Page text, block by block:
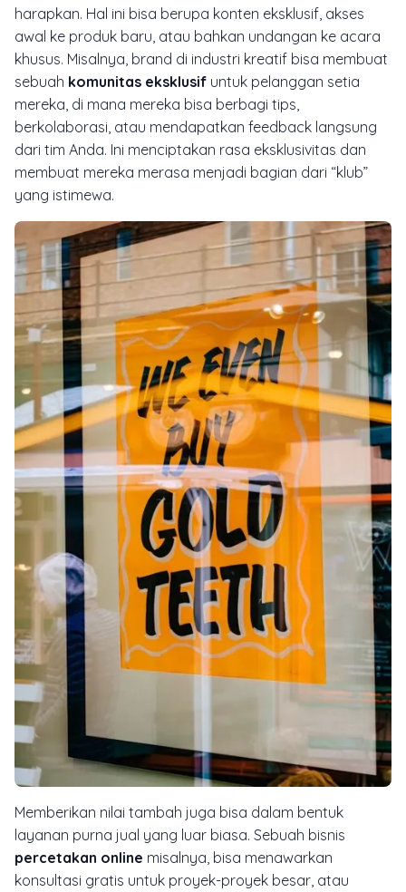
harapkan. Hal ini bisa berupa konten eksklusif, akses
awal ke produk baru, atau bahkan undangan ke acara
khusus. Misalnya, brand di industri kreatif bisa membuat
sebuah komunitas eksklusif untuk pelanggan setia
mereka, di mana mereka bisa berbagi tips,
berkolaborasi, atau mendapatkan feedback langsung
dari tim Anda. Ini menciptakan rasa eksklusivitas dan
membuat mereka merasa menjadi bagian dari “klub”
yang istimewa.
Memberikan nilai tambah juga bisa dalam bentuk
layanan purna jual yang luar biasa. Sebuah bisnis
percetakan online misalnya, bisa menawarkan
konsultasi gratis untuk proyek-proyek besar, atau